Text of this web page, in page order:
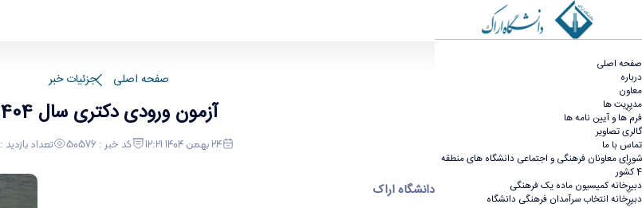
صفحه اصلی
درباره
معاون
مدیریت ها
فرم ها و آیین نامه ها
گالری تصاویر
تماس با ما
شورای معاونان فرهنگی و اجتماعی دانشگاه های منطقه
4 کشور
دبیرخانه کمیسیون ماده یک فرهنگی
دبیرخانه انتخاب سرآمدان فرهنگی دانشگاه
صفحه اصلی جزئیات خبر
آزمون ورودی دکتری سال 1404
24 بهمن 1404 12:21 کد خبر : 50576 تعداد بازدید : 1236
برگزاری آزمون دکتری سال 1404 در دانشگاه اراک